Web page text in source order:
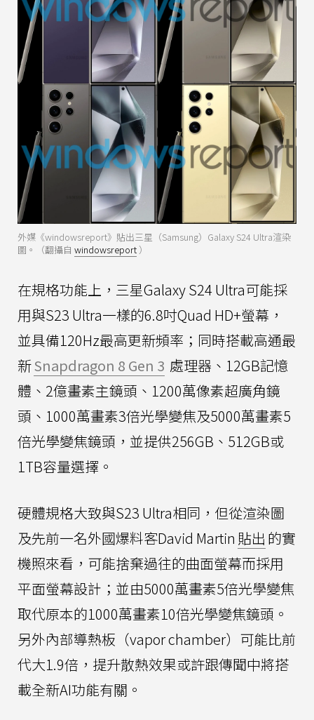
外媒《windowsreport》貼出三星（Samsung）Galaxy S24 Ultra渲染
圖。（翻攝自 windowsreport ）
在規格功能上，三星Galaxy S24 Ultra可能採
用與S23 Ultra一樣的6.8吋Quad HD+螢幕，
並具備120Hz最高更新頻率；同時搭載高通最
新Snapdragon 8 Gen 3 處理器、12GB記憶
體、2億畫素主鏡頭、1200萬像素超廣角鏡
頭、1000萬畫素3倍光學變焦及5000萬畫素5
倍光學變焦鏡頭，並提供256GB、512GB或
1TB容量選擇。
硬體規格大致與S23 Ultra相同，但從渲染圖
及先前一名外國爆料客David Martin 貼出 的實
機照來看，可能捨棄過往的曲面螢幕而採用
平面螢幕設計；並由5000萬畫素5倍光學變焦
取代原本的1000萬畫素10倍光學變焦鏡頭。
另外內部導熱板（vapor chamber）可能比前
代大1.9倍，提升散熱效果或許跟傳聞中將搭
載全新AI功能有關。